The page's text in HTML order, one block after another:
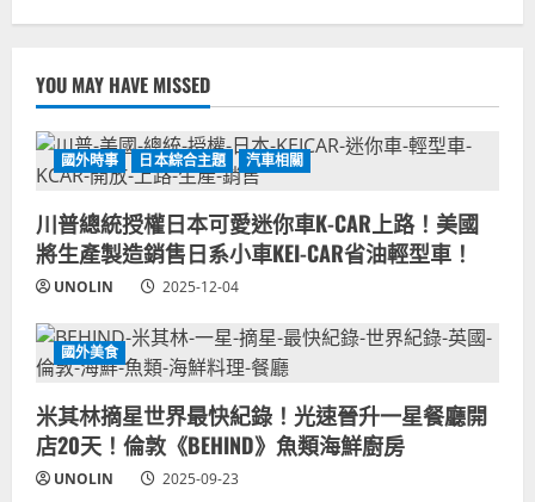
YOU MAY HAVE MISSED
國外時事 日本綜合主題 汽車相關
川普總統授權日本可愛迷你車K-CAR上路！美國
將生產製造銷售日系小車KEI-CAR省油輕型車！
UNOLIN 2025-12-04
國外美食
米其林摘星世界最快紀錄！光速晉升一星餐廳開
店20天！倫敦《BEHIND》魚類海鮮廚房
UNOLIN
2025-09-23